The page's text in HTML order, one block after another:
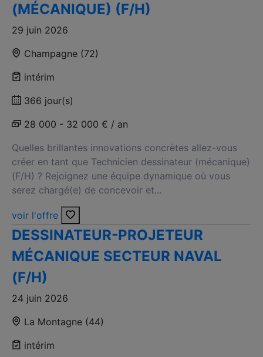
(MÉCANIQUE) (F/H)
29 juin 2026
Champagne (72)
intérim
366 jour(s)
28 000 - 32 000 € / an
Quelles brillantes innovations concrètes allez-vous
créer en tant que Technicien dessinateur (mécanique)
(F/H) ? Rejoignez une équipe dynamique où vous
serez chargé(e) de concevoir et...
voir l'offre
DESSINATEUR-PROJETEUR
MÉCANIQUE SECTEUR NAVAL
(F/H)
24 juin 2026
La Montagne (44)
intérim